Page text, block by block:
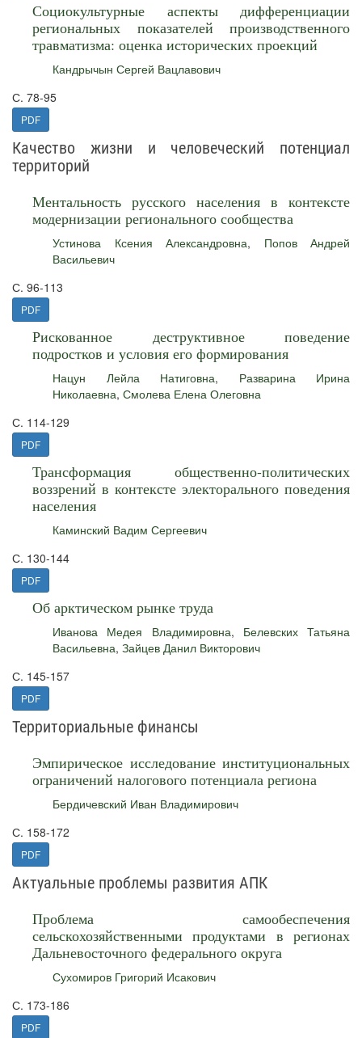
Социокультурные аспекты дифференциации
региональных показателей производственного
травматизма: оценка исторических проекций
Кандрычын Сергей Вацлавович
С. 78-95
PDF
Качество жизни и человеческий потенциал
территорий
Ментальность русского населения в контексте
модернизации регионального сообщества
Устинова Ксения Александровна, Попов Андрей
Васильевич
С. 96-113
PDF
Рискованное деструктивное поведение
подростков и условия его формирования
Нацун Лейла Натиговна, Разварина Ирина
Николаевна, Смолева Елена Олеговна
С. 114-129
PDF
Трансформация общественно-политических
воззрений в контексте электорального поведения
населения
Каминский Вадим Сергеевич
С. 130-144
PDF
Об арктическом рынке труда
Иванова Медея Владимировна, Белевских Татьяна
Васильевна, Зайцев Данил Викторович
С. 145-157
PDF
Территориальные финансы
Эмпирическое исследование институциональных
ограничений налогового потенциала региона
Бердичевский Иван Владимирович
С. 158-172
PDF
Актуальные проблемы развития АПК
Проблема самообеспечения
сельскохозяйственными продуктами в регионах
Дальневосточного федерального округа
Сухомиров Григорий Исакович
С. 173-186
PDF